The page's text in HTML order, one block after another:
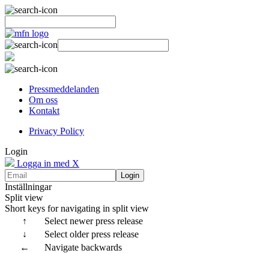
Pressmeddelanden
Om oss
Kontakt
Privacy Policy
Login
Logga in med X
Login
Inställningar
Split view
Short keys for navigating in split view
↑
Select newer press release
↓
Select older press release
←
Navigate backwards